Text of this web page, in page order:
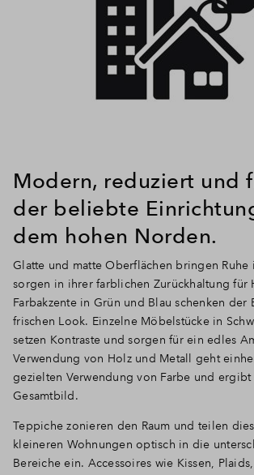
Modern, reduziert und
der beliebte
dem hohen Norden.
Glatte und matte Oberflächen bringen Ruhe
sorgen in ihrer farblichen Zurückhaltung für
Farbakzente in Grün und Blau schenken der
frischen Look. Einzelne Möbelstücke in
setzen Kontraste und sorgen für ein edles
Verwendung von Holz und Metall geht
gezielten Verwendung von Farbe und ergibt
Gesamtbild.
Teppiche zonieren den Raum und teilen
kleineren Wohnungen optisch in die
Bereiche ein. Accessoires wie Kissen,